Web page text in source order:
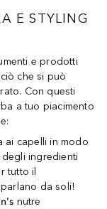
E STYLING
e prodotti
che si può
Con questi
a tuo piacimento
capelli in modo
ingredienti
tutto il
da soli!
nutre